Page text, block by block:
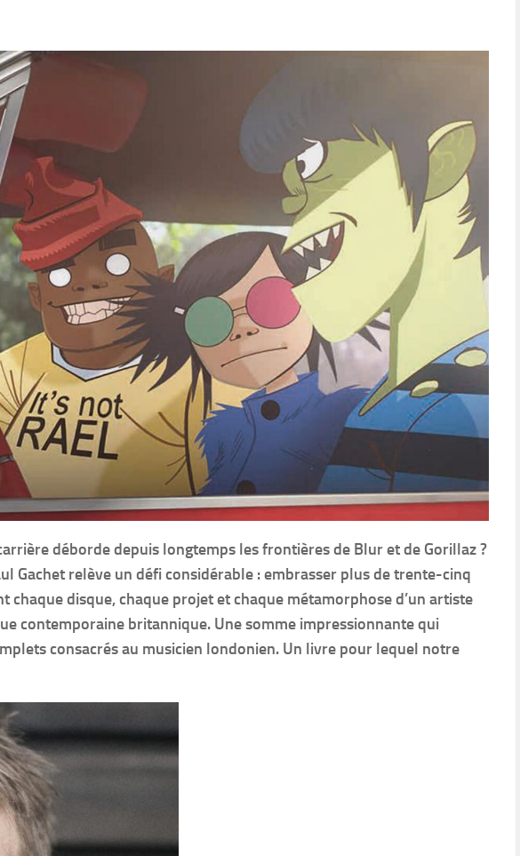
déborde depuis longtemps les frontières de Blur et de Gorillaz ?
Gachet relève un défi considérable : embrasser plus de trente-cinq
chaque disque, chaque projet et chaque métamorphose d’un artiste
contemporaine britannique. Une somme impressionnante qui
consacrés au musicien londonien. Un livre pour lequel notre